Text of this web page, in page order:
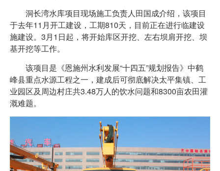
洞长湾水库项目现场施工负责人田国成介绍，该项目
于去年11月开工建设，工期810天，目前正在进行临建设
施建设。3月1日起，将开始库区开挖、左右坝肩开挖、坝
基开挖等工作。
该项目是《恩施州水利发展“十四五”规划报告》中鹤
峰县重点水源工程之一，建成后可彻底解决太平集镇、工
业园区及周边村庄共3.48万人的饮水问题和8300亩农田灌
溉难题。